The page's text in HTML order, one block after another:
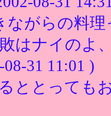
ながらの料
はナイのよ
08-31 11:01 )
ととっても